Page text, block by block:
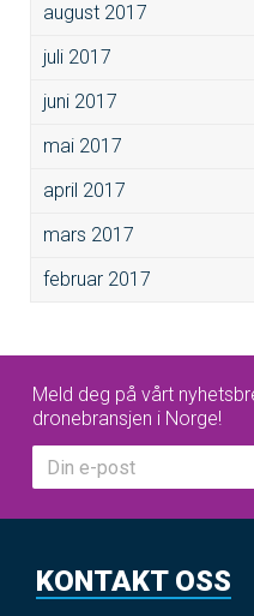
august 2017
juli 2017
juni 2017
mai 2017
april 2017
mars 2017
februar 2017
Meld deg på vårt
dronebransjen i Norge!
KONTAKT OSS